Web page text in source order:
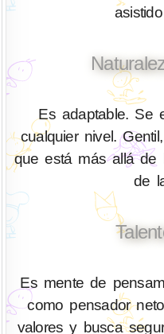
Es adaptable. Se
cualquier nivel.
que está más allá de
de
Es mente de
como pensador
valores y busca